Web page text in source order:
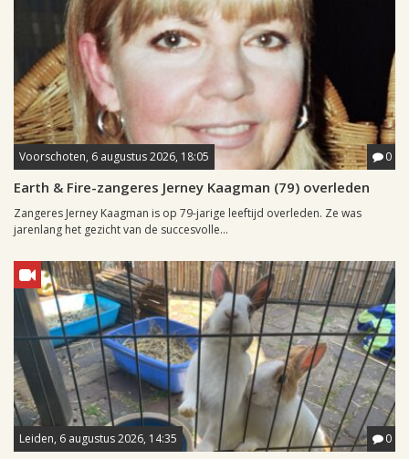
Voorschoten, 6 augustus 2026, 18:05 0
Earth & Fire-zangeres Jerney Kaagman (79) overleden
Zangeres Jerney Kaagman is op 79-jarige leeftijd overleden. Ze was
jarenlang het gezicht van de succesvolle...
Leiden, 6 augustus 2026, 14:35 0